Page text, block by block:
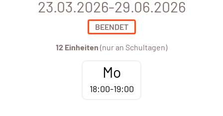
23.03.2026-29.06.2026
BEENDET
12 Einheiten (nur an Schultagen)
Mo
18:00-19:00